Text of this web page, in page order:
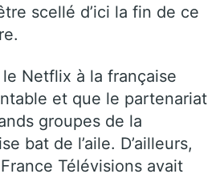
scellé d’ici la fin de ce
Netflix à la française
et que le partenariat
groupes de la
bat de l’aile. D’ailleurs,
Télévisions avait